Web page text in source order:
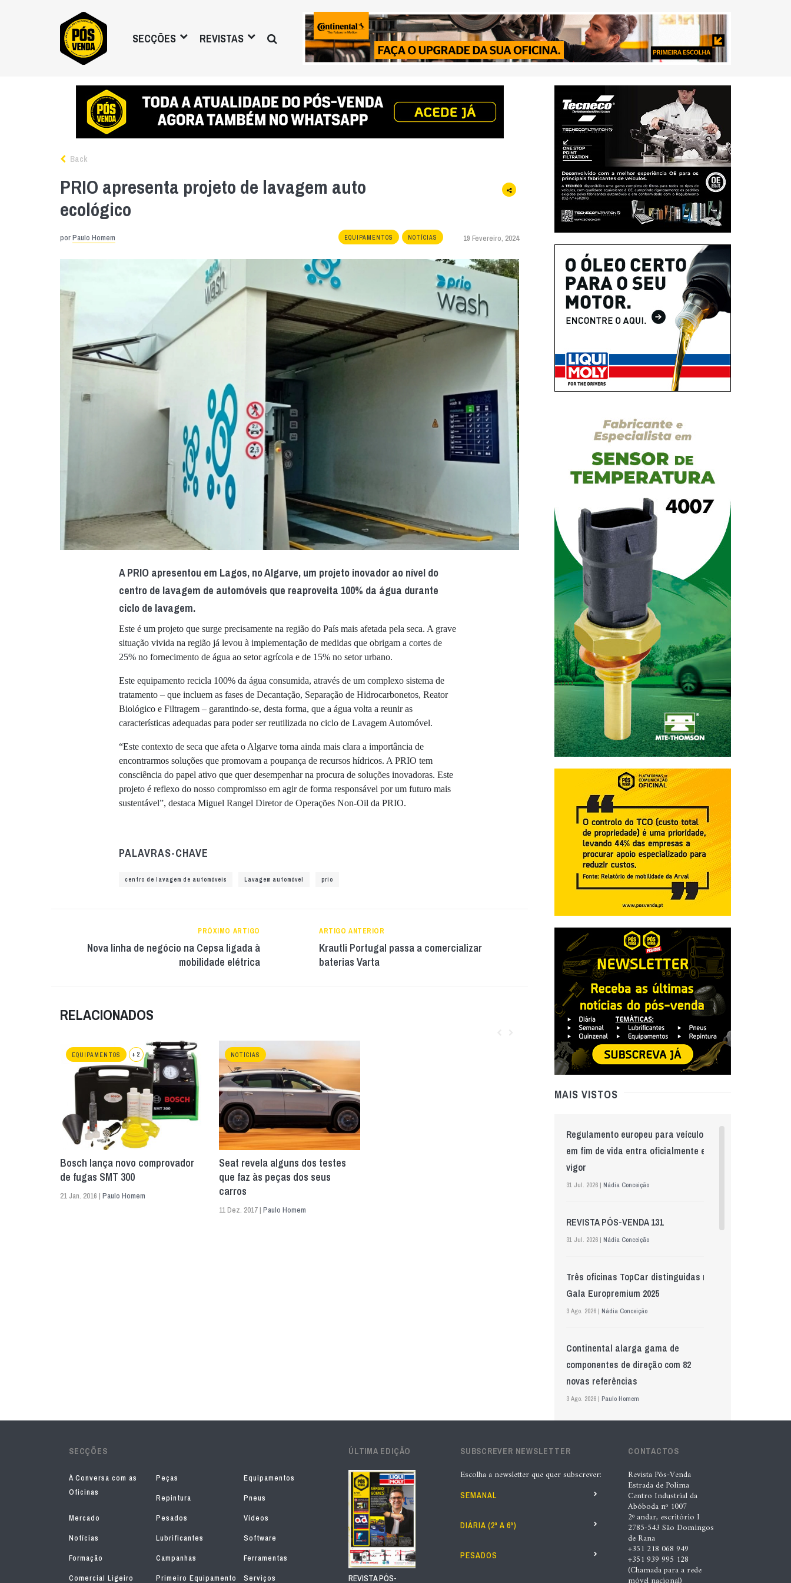
SECÇÕES REVISTAS
Back
PRIO apresenta projeto de lavagem auto
ecológico
porPaulo Homem EQUIPAMENTOS NOTÍCIAS 19 Fevereiro, 2024
A PRIO apresentou em Lagos, no Algarve, um projeto inovador ao nível do
centro de lavagem de automóveis que reaproveita 100% da água durante
ciclo de lavagem.
Este é um projeto que surge precisamente na região do País mais afetada pela seca. A grave
situação vivida na região já levou à implementação de medidas que obrigam a cortes de
25% no fornecimento de água ao setor agrícola e de 15% no setor urbano.
Este equipamento recicla 100% da água consumida, através de um complexo sistema de
tratamento – que incluem as fases de Decantação, Separação de Hidrocarbonetos, Reator
Biológico e Filtragem – garantindo-se, desta forma, que a água volta a reunir as
características adequadas para poder ser reutilizada no ciclo de Lavagem Automóvel.
“Este contexto de seca que afeta o Algarve torna ainda mais clara a importância de
encontrarmos soluções que promovam a poupança de recursos hídricos. A PRIO tem
consciência do papel ativo que quer desempenhar na procura de soluções inovadoras. Este
projeto é reflexo do nosso compromisso em agir de forma responsável por um futuro mais
sustentável”, destaca Miguel Rangel Diretor de Operações Non-Oil da PRIO.
PALAVRAS-CHAVE
centro de lavagem de automóveis Lavagem automóvel prio
PRÓXIMO ARTIGO
Nova linha de negócio na Cepsa ligada à
mobilidade elétrica
ARTIGO ANTERIOR
Krautli Portugal passa a comercializar
baterias Varta
RELACIONADOS
EQUIPAMENTOS + 2
Bosch lança novo comprovador
de fugas SMT 300
21 Jan. 2016 | Paulo Homem
NOTÍCIAS
Seat revela alguns dos testes
que faz às peças dos seus
carros
11 Dez. 2017 | Paulo Homem
MAIS VISTOS
Regulamento europeu para veículos
em fim de vida entra oficialmente em
vigor
31 Jul. 2026 | Nádia Conceição
REVISTA PÓS-VENDA 131
31 Jul. 2026 | Nádia Conceição
Três oficinas TopCar distinguidas na
Gala Europremium 2025
3 Ago. 2026 | Nádia Conceição
Continental alarga gama de
componentes de direção com 82
novas referências
3 Ago. 2026 | Paulo Homem
controlo de qualidade
5 Ago. 2026 | Nádia Conceição
GS Pro Tyres assume representação
exclusiva da Laufenn em Portugal
Paulo Homem
“A INDASA procura ajudar os seus
SECÇÕES
À Conversa com as
Oficinas
Peças
Equipamentos
Repintura
Pneus
Mercado
Pesados
Vídeos
Notícias
Lubrificantes
Software
Formação
Campanhas
Ferramentas
Comercial Ligeiro
Primeiro Equipamento Serviços
ÚLTIMA EDIÇÃO
REVISTA PÓS-
SUBSCREVER NEWSLETTER
Escolha a newsletter que quer subscrever:
SEMANAL
DIÁRIA (2ª A 6ª)
PESADOS
CONTACTOS
Revista Pós-Venda
Estrada de Polima
Centro Industrial da
Abóboda nº 1007
2º andar, escritório I
2785-543 São Domingos
de Rana
+351 218 068 949
+351 939 995 128
(Chamada para a rede